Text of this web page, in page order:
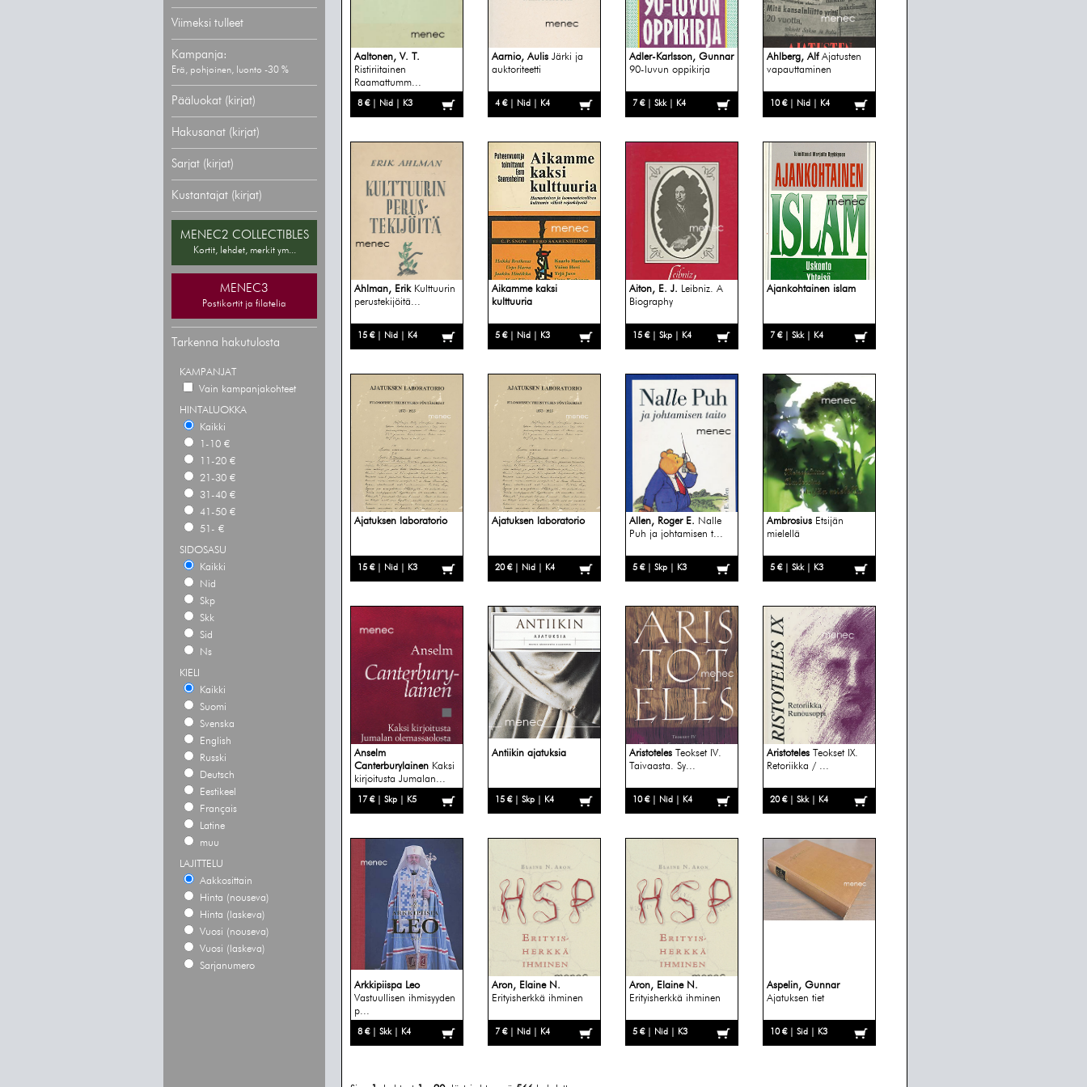
Viimeksi tulleet
Kampanja:
Erä, pohjoinen, luonto -30 %
Pääluokat (kirjat)
Hakusanat (kirjat)
Sarjat (kirjat)
Kustantajat (kirjat)
MENEC2 COLLECTIBLES
Kortit, lehdet, merkit ym...
MENEC3
Postikortit ja filatelia
Tarkenna hakutulosta
KAMPANJAT
Vain kampanjakohteet
HINTALUOKKA
Kaikki
1-10 €
11-20 €
21-30 €
31-40 €
41-50 €
51- €
SIDOSASU
Kaikki
Nid
Skp
Skk
Sid
Ns
KIELI
Kaikki
Suomi
Svenska
English
Russki
Deutsch
Eestikeel
Français
Latine
muu
LAJITTELU
Aakkosittain
Hinta (nouseva)
Hinta (laskeva)
Vuosi (nouseva)
Vuosi (laskeva)
Sarjanumero
Aaltonen, V. T.
Ristiriitainen
Raamattumm...
8 € | Nid | K3
Aarnio, Aulis Järki ja
auktoriteetti
4 € | Nid | K4
Adler-Karlsson, Gunnar
90-luvun oppikirja
7 € | Skk | K4
Ahlberg, Alf Ajatusten
vapauttaminen
10 € | Nid | K4
Ahlman, Erik Kulttuurin
perustekijöitä...
15 € | Nid | K4
Aikamme kaksi
kulttuuria
5 € | Nid | K3
Aiton, E. J. Leibniz. A
Biography
15 € | Skp | K4
Ajankohtainen islam
7 € | Skk | K4
Ajatuksen laboratorio
15 € | Nid | K3
Ajatuksen laboratorio
20 € | Nid | K4
Allen, Roger E. Nalle
Puh ja johtamisen t...
5 € | Skp | K3
Ambrosius Etsijän
mielellä
5 € | Skk | K3
Anselm
Canterburylainen Kaksi
kirjoitusta Jumalan...
17 € | Skp | K5
Antiikin ajatuksia
15 € | Skp | K4
Aristoteles Teokset IV.
Taivaasta. Sy...
10 € | Nid | K4
Aristoteles Teokset IX.
Retoriikka / ...
20 € | Skk | K4
Arkkipiispa Leo
Vastuullisen ihmisyyden
p...
8 € | Skk | K4
Aron, Elaine N.
Erityisherkkä ihminen
7 € | Nid | K4
Aron, Elaine N.
Erityisherkkä ihminen
5 € | Nid | K3
Aspelin, Gunnar
Ajatuksen tiet
10 € | Sid | K3